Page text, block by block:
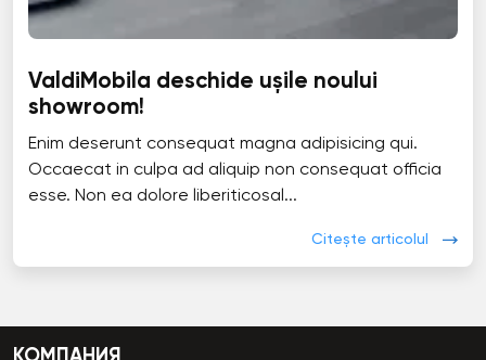
ValdiMobila deschide ușile noului
showroom!
Enim deserunt consequat magna adipisicing qui.
Occaecat in culpa ad aliquip non consequat officia
esse. Non ea dolore liberiticosal...
Citește articolul